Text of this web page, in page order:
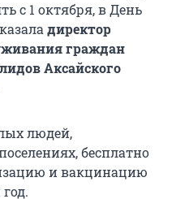
с 1 октября, в День
директор
граждан
Аксайского
людей,
бесплатно
и вакцинацию